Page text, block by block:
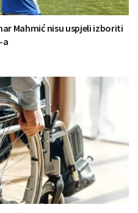
Mahmić nisu uspjeli izboriti
a